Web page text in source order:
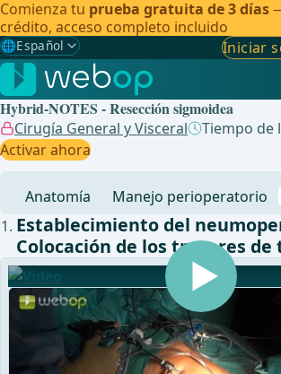
Comienza tu prueba gratuita de 3 días
crédito, acceso completo incluido
🌐Español
Gewählte Sprache: Español
🇩🇪 Alemán
🇬🇧Inglés
🇪🇸Español
🇧🇷Brasileño
Iniciar
Hybrid-NOTES - Resección sigmoidea
Cirugía General y Visceral
Tiempo de
Activar ahora
Anatomía Manejo perioperatorio
Establecimiento del
Colocación de los trocares